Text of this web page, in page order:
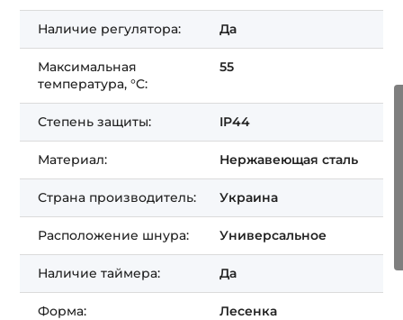
Наличие регулятора: Да
Максимальная
температура, °C:
55
Степень защиты: IP44
Материал: Нержавеющая сталь
Страна производитель: Украина
Расположение шнура: Универсальное
Наличие таймера: Да
Форма: Лесенка
Получить СКИДКУ!